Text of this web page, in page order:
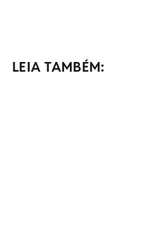
LEIA TAMBÉM: